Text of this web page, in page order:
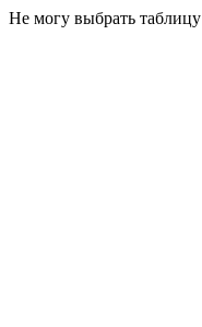
Не могу выбрать таблицу